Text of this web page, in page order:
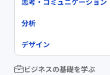
分析
デザイン
ビジネスの基礎を学ぶ